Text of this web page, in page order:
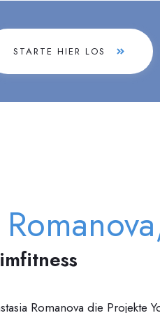
STARTE HIER LOS
Romanova die Projekte